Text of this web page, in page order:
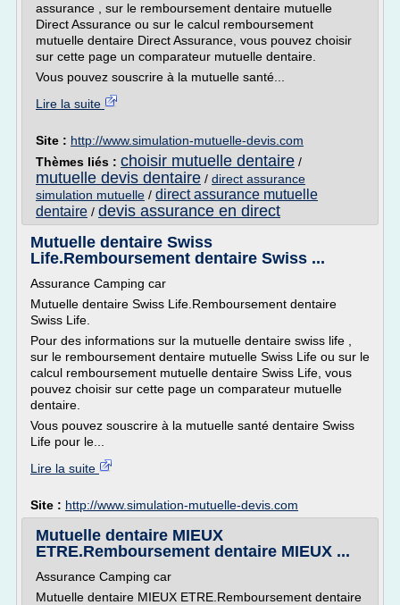
assurance , sur le remboursement dentaire mutuelle
Direct Assurance ou sur le calcul remboursement
mutuelle dentaire Direct Assurance, vous pouvez choisir
sur cette page un comparateur mutuelle dentaire.
Vous pouvez souscrire à la mutuelle santé...
Lire la suite
Site : http://www.simulation-mutuelle-devis.com
Thèmes liés : choisir mutuelle dentaire /
mutuelle devis dentaire / direct assurance
simulation mutuelle / direct assurance mutuelle
dentaire / devis assurance en direct
Mutuelle dentaire Swiss
Life.Remboursement dentaire Swiss ...
Assurance Camping car
Mutuelle dentaire Swiss Life.Remboursement dentaire
Swiss Life.
Pour des informations sur la mutuelle dentaire swiss life ,
sur le remboursement dentaire mutuelle Swiss Life ou sur le
calcul remboursement mutuelle dentaire Swiss Life, vous
pouvez choisir sur cette page un comparateur mutuelle
dentaire.
Vous pouvez souscrire à la mutuelle santé dentaire Swiss
Life pour le...
Lire la suite
Site : http://www.simulation-mutuelle-devis.com
Mutuelle dentaire MIEUX
ETRE.Remboursement dentaire MIEUX ...
Assurance Camping car
Mutuelle dentaire MIEUX ETRE.Remboursement dentaire